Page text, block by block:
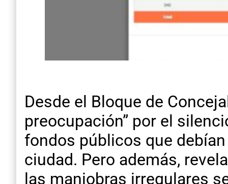
Desde el Bloque de
preocupación” por el
fondos públicos que
ciudad. Pero además,
las maniobras irregulares